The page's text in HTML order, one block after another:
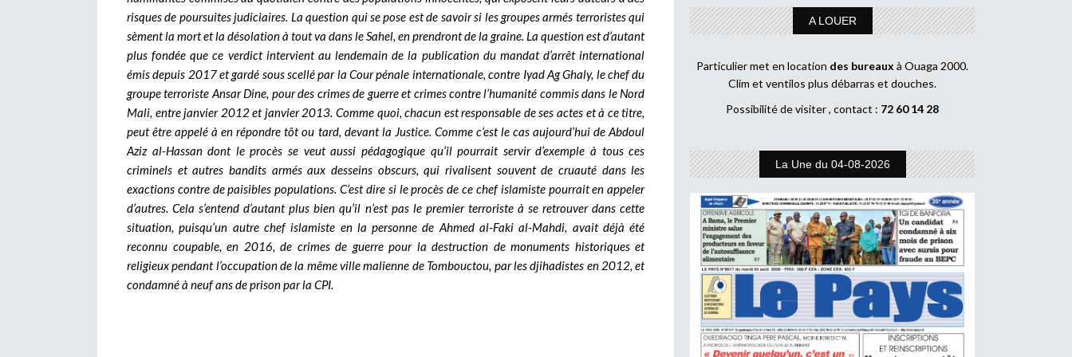
risques de poursuites judiciaires. La question qui se pose est de savoir si les groupes armés terroristes qui
sèment la mort et la désolation à tout va dans le Sahel, en prendront de la graine. La question est d’autant
plus fondée que ce verdict intervient au lendemain de la publication du mandat d’arrêt international
émis depuis 2017 et gardé sous scellé par la Cour pénale internationale, contre Iyad Ag Ghaly, le chef du
groupe terroriste Ansar Dine, pour des crimes de guerre et crimes contre l’humanité commis dans le Nord
Mali, entre janvier 2012 et janvier 2013. Comme quoi, chacun est responsable de ses actes et à ce titre,
peut être appelé à en répondre tôt ou tard, devant la Justice. Comme c’est le cas aujourd’hui de Abdoul
Aziz al-Hassan dont le procès se veut aussi pédagogique qu’il pourrait servir d’exemple à tous ces
criminels et autres bandits armés aux desseins obscurs, qui rivalisent souvent de cruauté dans les
exactions contre de paisibles populations. C’est dire si le procès de ce chef islamiste pourrait en appeler
d’autres. Cela s’entend d’autant plus bien qu’il n’est pas le premier terroriste à se retrouver dans cette
situation, puisqu’un autre chef islamiste en la personne de Ahmed al-Faki al-Mahdi, avait déjà été
reconnu coupable, en 2016, de crimes de guerre pour la destruction de monuments historiques et
religieux pendant l’occupation de la même ville malienne de Tombouctou, par les djihadistes en 2012, et
condamné à neuf ans de prison par la CPI.
A LOUER
Particulier met en location des bureaux à Ouaga 2000.
Clim et ventilos plus débarras et douches.
Possibilité de visiter , contact : 72 60 14 28
La Une du 04-08-2026